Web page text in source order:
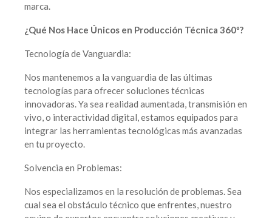
marca.
¿Qué Nos Hace Únicos en Producción Técnica 360º?
Tecnología de Vanguardia:
Nos mantenemos a la vanguardia de las últimas
tecnologías para ofrecer soluciones técnicas
innovadoras. Ya sea realidad aumentada, transmisión en
vivo, o interactividad digital, estamos equipados para
integrar las herramientas tecnológicas más avanzadas
en tu proyecto.
Solvencia en Problemas:
Nos especializamos en la resolución de problemas. Sea
cual sea el obstáculo técnico que enfrentes, nuestro